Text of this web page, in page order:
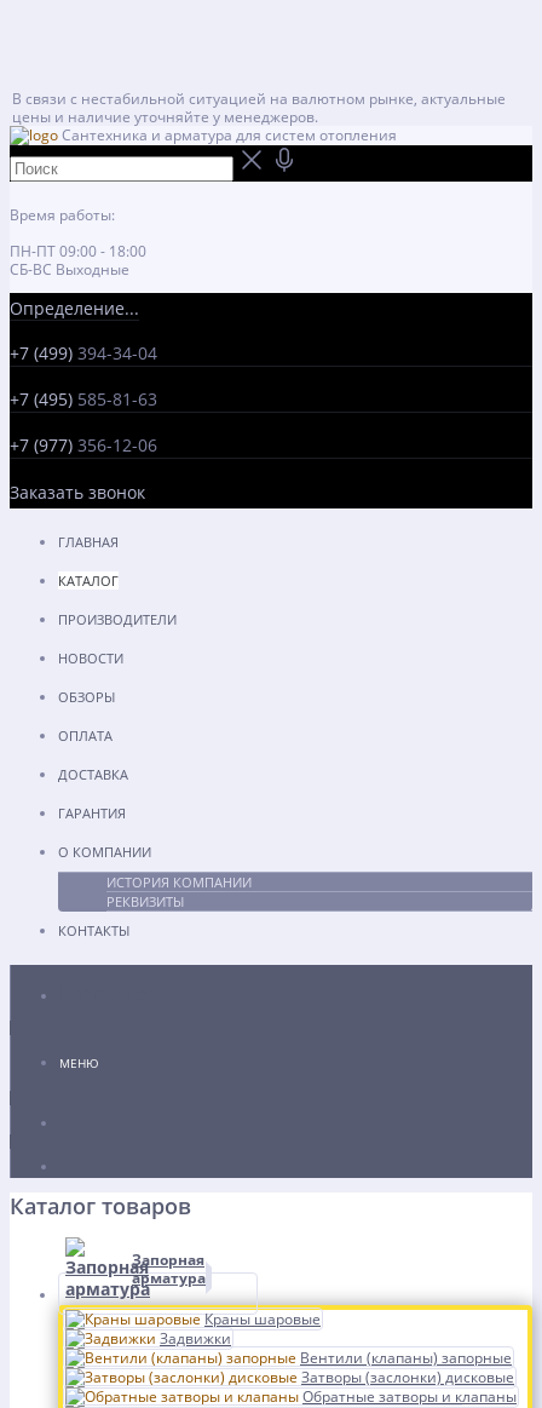
В связи с нестабильной ситуацией на валютном рынке, актуальные
цены и наличие уточняйте у менеджеров.
Сантехника и арматура для систем отопления
Время работы:
ПН-ПТ 09:00 - 18:00
СБ-ВС Выходные
Определение...
+7 (499) 394-34-04
+7 (495) 585-81-63
+7 (977) 356-12-06
Заказать звонок
ГЛАВНАЯ
КАТАЛОГ
ПРОИЗВОДИТЕЛИ
НОВОСТИ
ОБЗОРЫ
ОПЛАТА
ДОСТАВКА
ГАРАНТИЯ
О КОМПАНИИ
ИСТОРИЯ КОМПАНИИ
РЕКВИЗИТЫ
КОНТАКТЫ
МЕНЮ
Каталог товаров
Запорная
арматура
Краны шаровые
Задвижки
Вентили (клапаны) запорные
Затворы (заслонки) дисковые
Обратные затворы и клапаны